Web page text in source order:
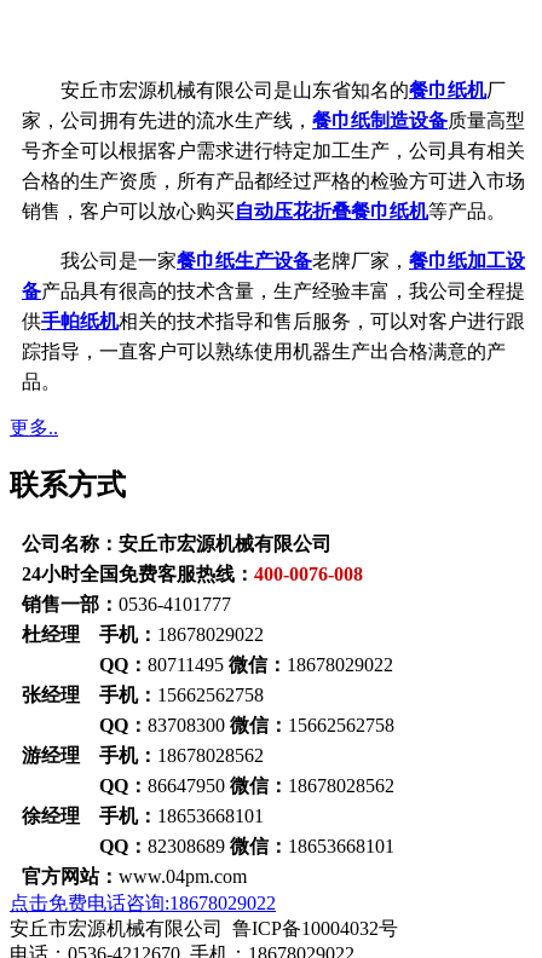
安丘市宏源机械有限公司是山东省知名的餐巾纸机厂
家，公司拥有先进的流水生产线， 餐巾纸制造设备质量高型
号齐全可以根据客户需求进行特定加工生产，公司具有相关
合格的生产资质，所有产品都经过严格的检验方可进入市场
销售，客户可以放心购买自动压花折叠餐巾纸机等产品。
我公司是一家餐巾纸生产设备老牌厂家， 餐巾纸加工设
备产品具有很高的技术含量，生产经验丰富，我公司全程提
供手帕纸机相关的技术指导和售后服务，可以对客户进行跟
踪指导，一直客户可以熟练使用机器生产出合格满意的产
品。
更多..
联系方式
公司名称：安丘市宏源机械有限公司
24小时全国免费客服热线： 400-0076-008
销售一部： 0536-4101777
杜经理 手机： 18678029022
QQ： 80711495 微信： 18678029022
张经理 手机： 15662562758
QQ： 83708300 微信： 15662562758
游经理 手机： 18678028562
QQ： 86647950 微信： 18678028562
徐经理 手机： 18653668101
QQ： 82308689 微信： 18653668101
官方网站： www.04pm.com
点击免费电话咨询:18678029022
安丘市宏源机械有限公司 鲁ICP备10004032号